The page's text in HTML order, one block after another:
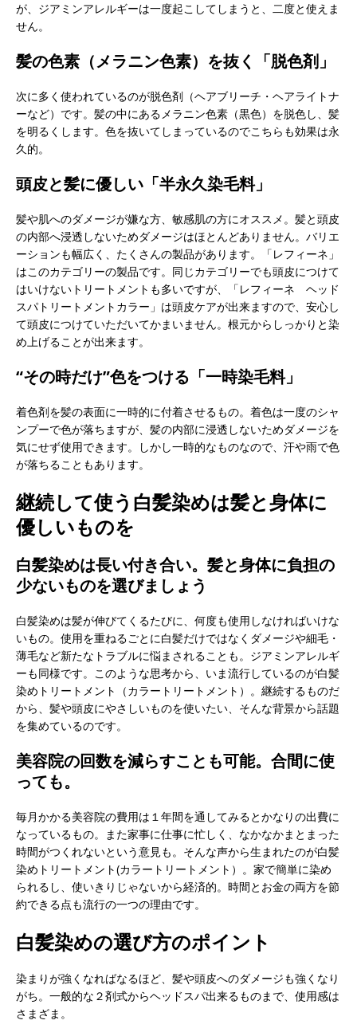
が、ジアミンアレルギーは一度起こしてしまうと、二度と使えま
せん。
髪の色素（メラニン色素）を抜く「脱色剤」
次に多く使われているのが脱色剤（ヘアブリーチ・ヘアライトナ
ーなど）です。髪の中にあるメラニン色素（黒色）を脱色し、髪
を明るくします。色を抜いてしまっているのでこちらも効果は永
久的。
頭皮と髪に優しい「半永久染毛料」
髪や肌へのダメージが嫌な方、敏感肌の方にオススメ。髪と頭皮
の内部へ浸透しないためダメージはほとんどありません。バリエ
ーションも幅広く、たくさんの製品があります。「レフィーネ」
はこのカテゴリーの製品です。同じカテゴリーでも頭皮につけて
はいけないトリートメントも多いですが、「レフィーネ ヘッド
スパトリートメントカラー」は頭皮ケアが出来ますので、安心し
て頭皮につけていただいてかまいません。根元からしっかりと染
め上げることが出来ます。
“その時だけ”色をつける「一時染毛料」
着色剤を髪の表面に一時的に付着させるもの。着色は一度のシャ
ンプーで色が落ちますが、髪の内部に浸透しないためダメージを
気にせず使用できます。しかし一時的なものなので、汗や雨で色
が落ちることもあります。
継続して使う白髪染めは髪と身体に
優しいものを
白髪染めは長い付き合い。髪と身体に負担の
少ないものを選びましょう
白髪染めは髪が伸びてくるたびに、何度も使用しなければいけな
いもの。使用を重ねるごとに白髪だけではなくダメージや細毛・
薄毛など新たなトラブルに悩まされることも。ジアミンアレルギ
ーも同様です。このような思考から、いま流行しているのが白髪
染めトリートメント（カラートリートメント）。継続するものだ
から、髪や頭皮にやさしいものを使いたい、そんな背景から話題
を集めているのです。
美容院の回数を減らすことも可能。合間に使
っても。
毎月かかる美容院の費用は１年間を通してみるとかなりの出費に
なっているもの。また家事に仕事に忙しく、なかなかまとまった
時間がつくれないという意見も。そんな声から生まれたのが白髪
染めトリートメント(カラートリートメント）。家で簡単に染め
られるし、使いきりじゃないから経済的。時間とお金の両方を節
約できる点も流行の一つの理由です。
白髪染めの選び方のポイント
染まりが強くなればなるほど、髪や頭皮へのダメージも強くなり
がち。一般的な２剤式からヘッドスパ出来るものまで、使用感は
さまざま。